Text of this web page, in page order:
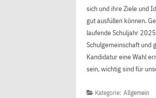
sich und ihre Ziele und
gut ausfüllen können.
laufende Schuljahr
Schulgemeinschaft und
Kandidatur eine Wahl
sein, wichtig sind für
Kategorie: Allgemein